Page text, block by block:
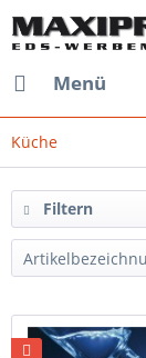
Menü
Küche
Filtern